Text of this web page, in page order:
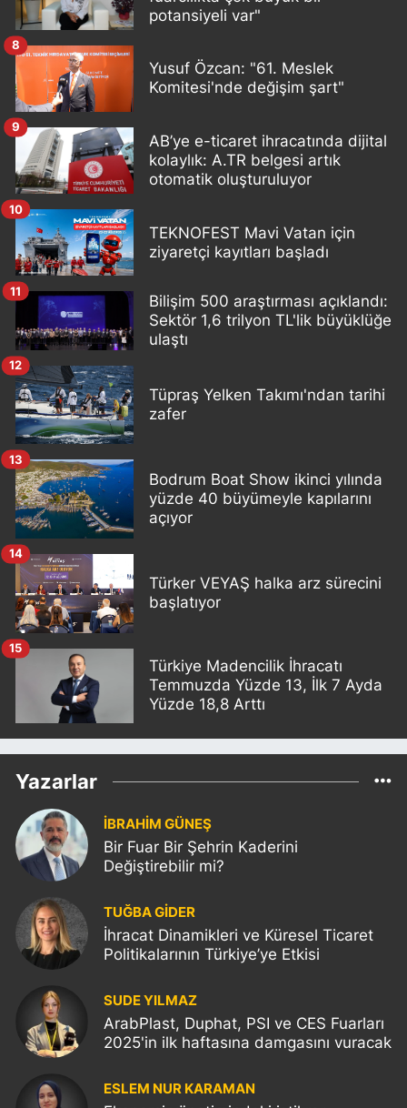
potansiyeli var"
Yusuf Özcan: "61. Meslek
Komitesi'nde değişim şart"
8
AB’ye e-ticaret ihracatında dijital
kolaylık: A.TR belgesi artık
otomatik oluşturuluyor
9
TEKNOFEST Mavi Vatan için
ziyaretçi kayıtları başladı
10
Bilişim 500 araştırması açıklandı:
Sektör 1,6 trilyon TL'lik büyüklüğe
ulaştı
11
Tüpraş Yelken Takımı'ndan tarihi
zafer
12
Bodrum Boat Show ikinci yılında
yüzde 40 büyümeyle kapılarını
açıyor
13
Türker VEYAŞ halka arz sürecini
başlatıyor
14
Türkiye Madencilik İhracatı
Temmuzda Yüzde 13, İlk 7 Ayda
Yüzde 18,8 Arttı
15
Yazarlar
İBRAHİM GÜNEŞ
Bir Fuar Bir Şehrin Kaderini
Değiştirebilir mi?
TUĞBA GİDER
İhracat Dinamikleri ve Küresel Ticaret
Politikalarının Türkiye’ye Etkisi
SUDE YILMAZ
ArabPlast, Duphat, PSI ve CES Fuarları
2025'in ilk haftasına damgasını vuracak
ESLEM NUR KARAMAN